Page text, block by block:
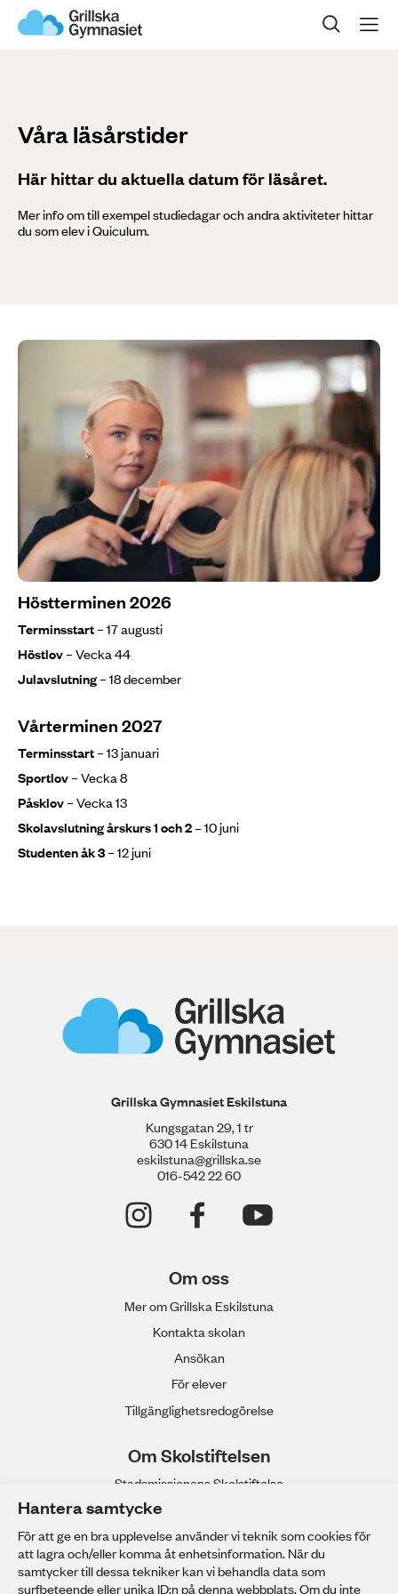
Hantera samtycke
För att ge en bra upplevelse använder vi teknik som cookies för
att lagra och/eller komma åt enhetsinformation. När du
samtycker till dessa tekniker kan vi behandla data som
surfbeteende eller unika ID:n på denna webbplats. Om du inte
Öppet hus
Våra läsårstider
Här hittar du aktuella datum för läsåret.
Mer info om till exempel studiedagar och andra aktiviteter hittar
du som elev i Quiculum.
Höstterminen 2026
Terminsstart– 17 augusti
Höstlov– Vecka 44
Julavslutning– 18 december
Vårterminen 2027
Terminsstart– 13 januari
Sportlov– Vecka 8
Påsklov– Vecka 13
Skolavslutning årskurs 1 och 2 –10 juni
Studenten åk 3– 12 juni
Grillska Gymnasiet Eskilstuna
Kungsgatan 29, 1 tr
630 14 Eskilstuna
eskilstuna@grillska.se
016-542 22 60
Om oss
Mer om Grillska Eskilstuna
Kontakta skolan
Ansökan
För elever
Tillgänglighetsredogörelse
Om Skolstiftelsen
Stadsmissionens Skolstiftelse
Våra gymnasieskolor
Anpassad gymnasieskola
Stadsmissionens Yrkeshögskola
Arbeta hos oss